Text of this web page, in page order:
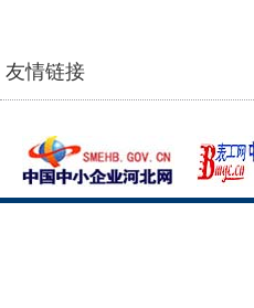
友情链接